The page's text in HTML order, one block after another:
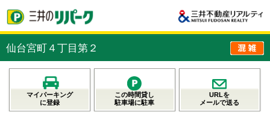
仙台宮町４丁目第２
マイパーキング
に登録
この時間貸し
駐車場に駐車
URLを
メールで送る